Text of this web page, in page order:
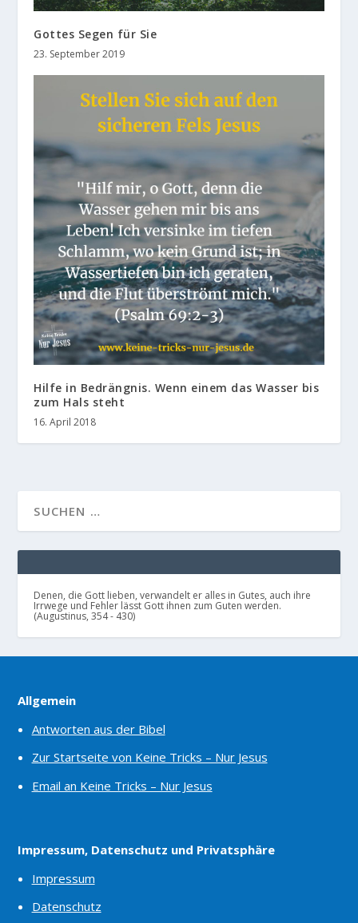
Gottes Segen für Sie
23. September 2019
Hilfe in Bedrängnis. Wenn einem das Wasser bis
zum Hals steht
16. April 2018
Denen, die Gott lieben, verwandelt er alles in Gutes, auch ihre
Irrwege und Fehler lässt Gott ihnen zum Guten werden.
(Augustinus, 354 - 430)
Allgemein
Antworten aus der Bibel
Zur Startseite von Keine Tricks – Nur Jesus
Email an Keine Tricks – Nur Jesus
Impressum, Datenschutz und Privatsphäre
Impressum
Datenschutz